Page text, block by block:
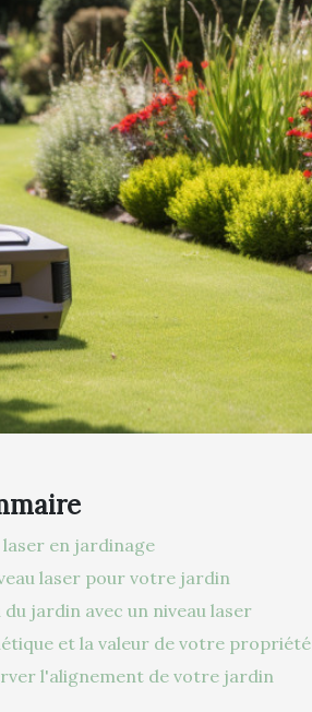
en jardinage
laser pour votre jardin
jardin avec un niveau laser
et la valeur de votre propriété
l'alignement de votre jardin